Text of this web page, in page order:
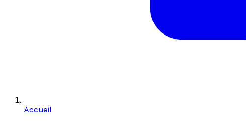
Accueil